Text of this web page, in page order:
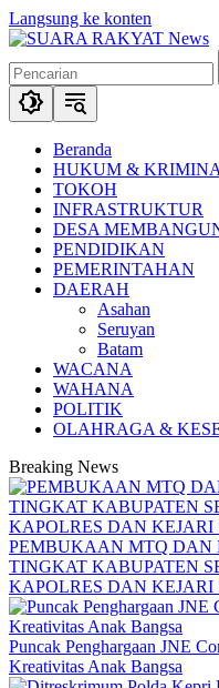
Langsung ke konten
Beranda
HUKUM &
TOKOH
INFRASTRUKTUR
DESA
PENDIDIKAN
PEMERINTAHAN
DAERAH
Asahan
Seruyan
Batam
WACANA
WAHANA
POLITIK
OLAHRAGA &
Breaking News
PEMBUKAAN MTQ DAN
TINGKAT KABUPATEN
KAPOLRES DAN KEJARI
Puncak Penghargaan JNE
Kreativitas Anak Bangsa